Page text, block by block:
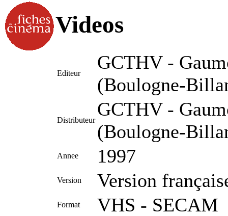
Videos
Editeur
GCTHV -
(Boulogne-
Distributeur
GCTHV -
(Boulogne-
Annee 1997
Version Version
Format VHS - SECAM